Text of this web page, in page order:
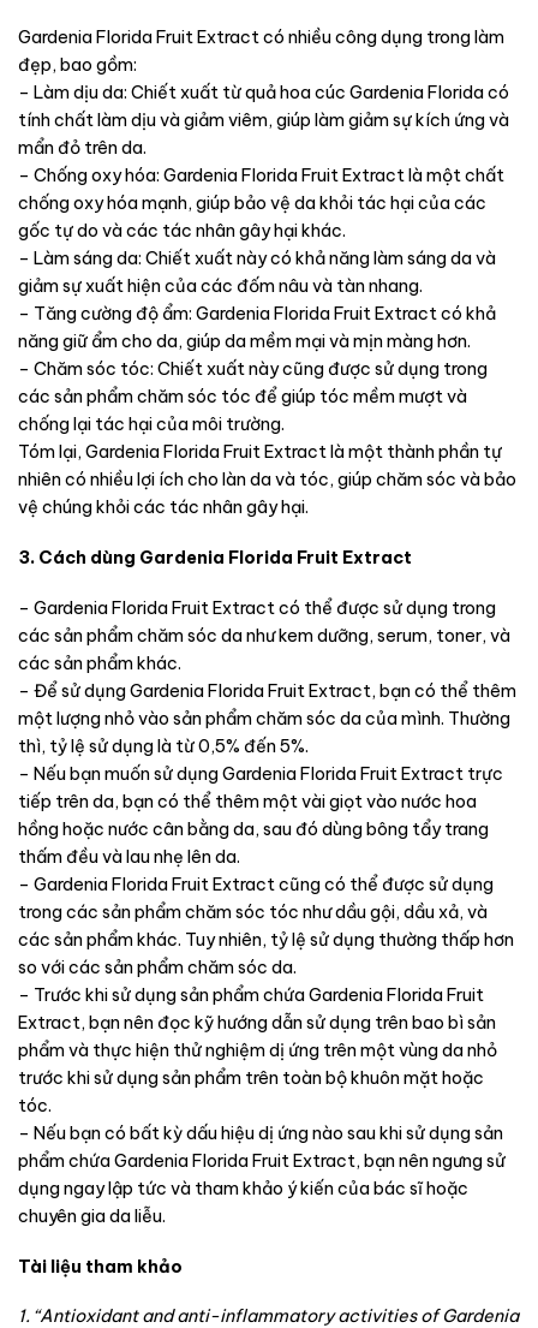
Gardenia Florida Fruit Extract có nhiều công dụng trong làm
đẹp, bao gồm:
– Làm dịu da: Chiết xuất từ quả hoa cúc Gardenia Florida có
tính chất làm dịu và giảm viêm, giúp làm giảm sự kích ứng và
mẩn đỏ trên da.
– Chống oxy hóa: Gardenia Florida Fruit Extract là một chất
chống oxy hóa mạnh, giúp bảo vệ da khỏi tác hại của các
gốc tự do và các tác nhân gây hại khác.
– Làm sáng da: Chiết xuất này có khả năng làm sáng da và
giảm sự xuất hiện của các đốm nâu và tàn nhang.
– Tăng cường độ ẩm: Gardenia Florida Fruit Extract có khả
năng giữ ẩm cho da, giúp da mềm mại và mịn màng hơn.
– Chăm sóc tóc: Chiết xuất này cũng được sử dụng trong
các sản phẩm chăm sóc tóc để giúp tóc mềm mượt và
chống lại tác hại của môi trường.
Tóm lại, Gardenia Florida Fruit Extract là một thành phần tự
nhiên có nhiều lợi ích cho làn da và tóc, giúp chăm sóc và bảo
vệ chúng khỏi các tác nhân gây hại.
3. Cách dùng Gardenia Florida Fruit Extract
– Gardenia Florida Fruit Extract có thể được sử dụng trong
các sản phẩm chăm sóc da như kem dưỡng, serum, toner, và
các sản phẩm khác.
– Để sử dụng Gardenia Florida Fruit Extract, bạn có thể thêm
một lượng nhỏ vào sản phẩm chăm sóc da của mình. Thường
thì, tỷ lệ sử dụng là từ 0,5% đến 5%.
– Nếu bạn muốn sử dụng Gardenia Florida Fruit Extract trực
tiếp trên da, bạn có thể thêm một vài giọt vào nước hoa
hồng hoặc nước cân bằng da, sau đó dùng bông tẩy trang
thấm đều và lau nhẹ lên da.
– Gardenia Florida Fruit Extract cũng có thể được sử dụng
trong các sản phẩm chăm sóc tóc như dầu gội, dầu xả, và
các sản phẩm khác. Tuy nhiên, tỷ lệ sử dụng thường thấp hơn
so với các sản phẩm chăm sóc da.
– Trước khi sử dụng sản phẩm chứa Gardenia Florida Fruit
Extract, bạn nên đọc kỹ hướng dẫn sử dụng trên bao bì sản
phẩm và thực hiện thử nghiệm dị ứng trên một vùng da nhỏ
trước khi sử dụng sản phẩm trên toàn bộ khuôn mặt hoặc
tóc.
– Nếu bạn có bất kỳ dấu hiệu dị ứng nào sau khi sử dụng sản
phẩm chứa Gardenia Florida Fruit Extract, bạn nên ngưng sử
dụng ngay lập tức và tham khảo ý kiến của bác sĩ hoặc
chuyên gia da liễu.
Tài liệu tham khảo
1. “Antioxidant and anti-inflammatory activities of Gardenia